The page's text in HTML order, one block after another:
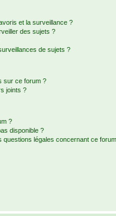
et la surveillance ?
des sujets ?
de sujets ?
sur ce forum ?
joints ?
?
disponible ?
questions légales concernant ce